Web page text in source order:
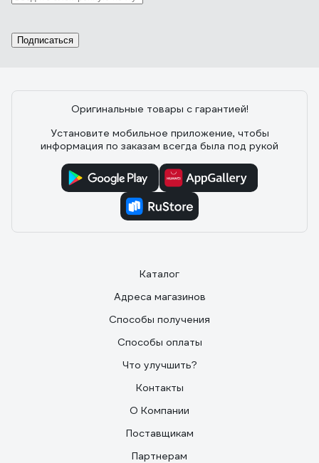
Подписаться
Оригинальные товары с гарантией!
Установите мобильное приложение, чтобы
информация по заказам всегда была под рукой
Каталог
Адреса магазинов
Способы получения
Способы оплаты
Что улучшить?
Контакты
О Компании
Поставщикам
Партнерам